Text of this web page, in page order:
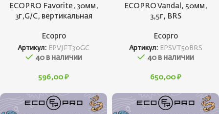
ECOPRO Favorite, 30мм,
3г,G/C, вертикальная
Ecopro
Артикул: EPVJFT30GC
40 в наличии
596,00 ₽
ECOPRO Vandal, 50мм,
3,5г, BRS
Ecopro
Артикул: EPSVT50BRS
40 в наличии
650,00 ₽